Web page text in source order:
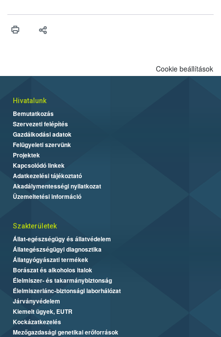
vonni az ebek viselkedésének megítélésében jártas szakértőt.
Cookie beállítások
Hivatalunk
Bemutatkozás
Szervezeti felépítés
Gazdálkodási adatok
Felügyeleti szervünk
Projektek
Kapcsolódó linkek
Adatkezelési tájékoztató
Akadálymentességi nyilatkozat
Üzemeltetési információ
Szakterületek
Állat-egészségügy és állatvédelem
Állategészségügyi diagnosztika
Állatgyógyászati termékek
Borászat és alkoholos italok
Élelmiszer- és takarmánybiztonság
Élelmiszerlánc-biztonsági laborhálózat
Járványvédelem
Kiemelt ügyek, EUTR
Kockázatkezelés
Mezőgazdasági genetikai erőforrások